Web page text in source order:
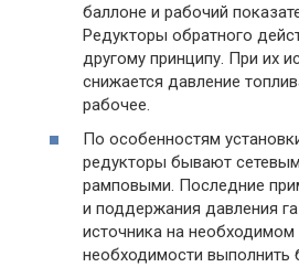
баллоне и рабочий
Редукторы обратного
другому принципу. При их
снижается давление
рабочее.
По особенностям
редукторы бывают
рамповыми. Последние
и поддержания давления
источника на необходимом
необходимости